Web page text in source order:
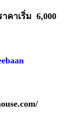
คาเริ่ม 6,000